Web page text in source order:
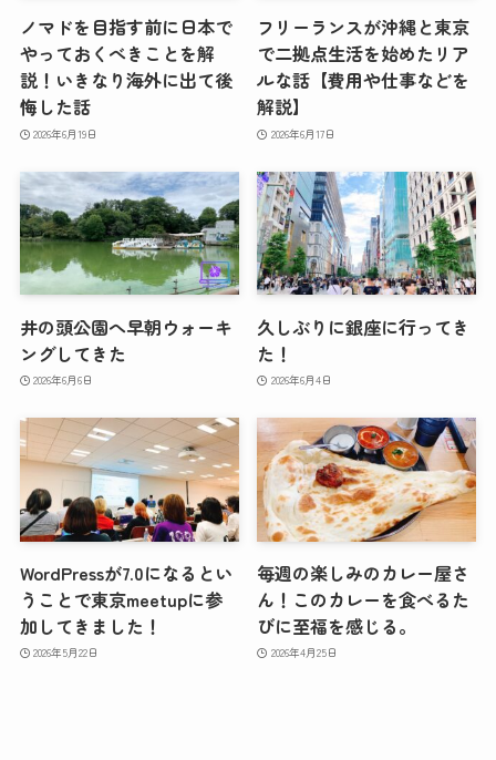
ノマドを目指す前に日本で
やっておくべきことを解
説！いきなり海外に出て後
悔した話
2026年6月19日
フリーランスが沖縄と東京
で二拠点生活を始めたリア
ルな話【費用や仕事などを
解説】
2026年6月17日
井の頭公園へ早朝ウォーキ
ングしてきた
2026年6月6日
久しぶりに銀座に行ってき
た！
2026年6月4日
WordPressが7.0になるとい
うことで東京meetupに参
加してきました！
2026年5月22日
毎週の楽しみのカレー屋さ
ん！このカレーを食べるた
びに至福を感じる。
2026年4月25日